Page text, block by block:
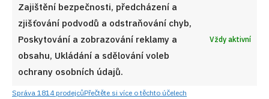
Zajištění bezpečnosti, předcházení a
zjišťování podvodů a odstraňování chyb,
Poskytování a zobrazování reklamy a
obsahu, Ukládání a sdělování voleb
ochrany osobních údajů.
Vždy aktivní
Správa 1814 prodejcůPřečtěte si více o těchto účelech